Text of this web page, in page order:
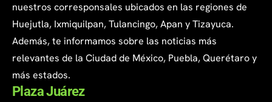
nuestros corresponsales ubicados en las regiones de
Huejutla, Ixmiquilpan, Tulancingo, Apan y Tizayuca.
Además, te informamos sobre las noticias más
relevantes de la Ciudad de México, Puebla, Querétaro y
más estados.
Plaza Juárez